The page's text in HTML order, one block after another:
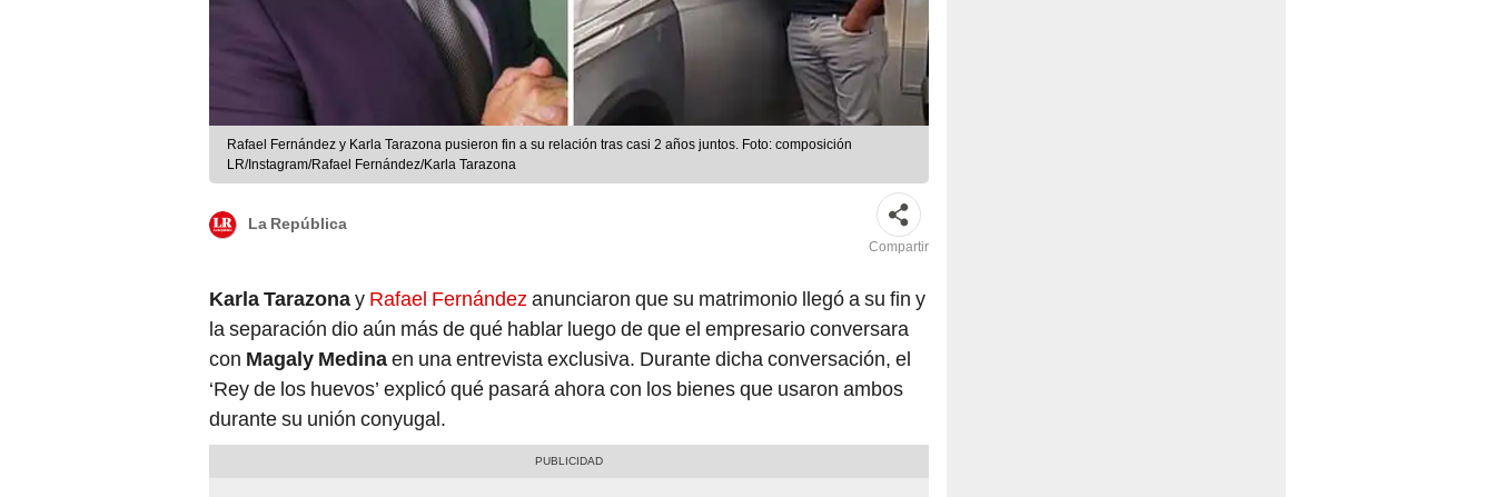
Rafael Fernández y Karla Tarazona pusieron fin a su relación tras casi 2 años juntos. Foto: composición
LR/Instagram/Rafael Fernández/Karla Tarazona
La República
Compartir
Karla Tarazonay Rafael Fernándezanunciaron que su matrimonio llegó a su fin y
la separación dio aún más de qué hablar luego de que el empresario conversara
con Magaly Medinaen una entrevista exclusiva. Durante dicha conversación, el
‘Rey de los huevos’ explicó qué pasará ahora con los bienes que usaron ambos
durante su unión conyugal.